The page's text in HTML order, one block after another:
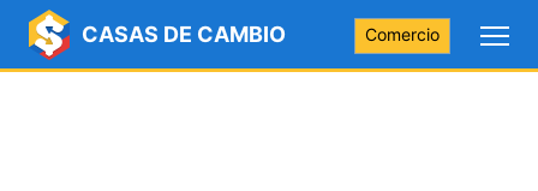
CASAS DE CAMBIO Comercio